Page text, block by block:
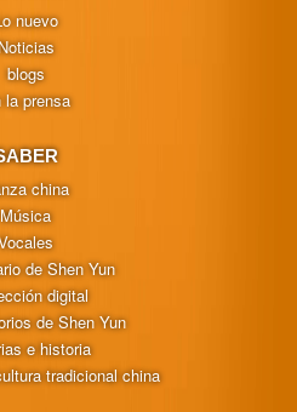
nuevo
blogs
la prensa
china
Música
de Shen Yun
digital
de Shen Yun
e historia
tradicional china